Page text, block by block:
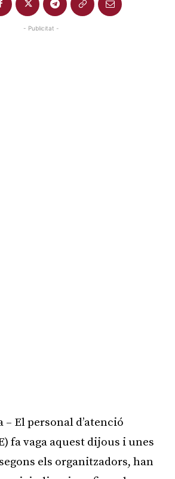
- Publicitat -
– El personal d’atenció
fa vaga aquest dijous i unes
els organitzadors, han